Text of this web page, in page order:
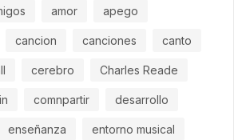
amor apego
cancion canciones canto
cerebro Charles Reade
comnpartir desarrollo
enseñanza entorno musical